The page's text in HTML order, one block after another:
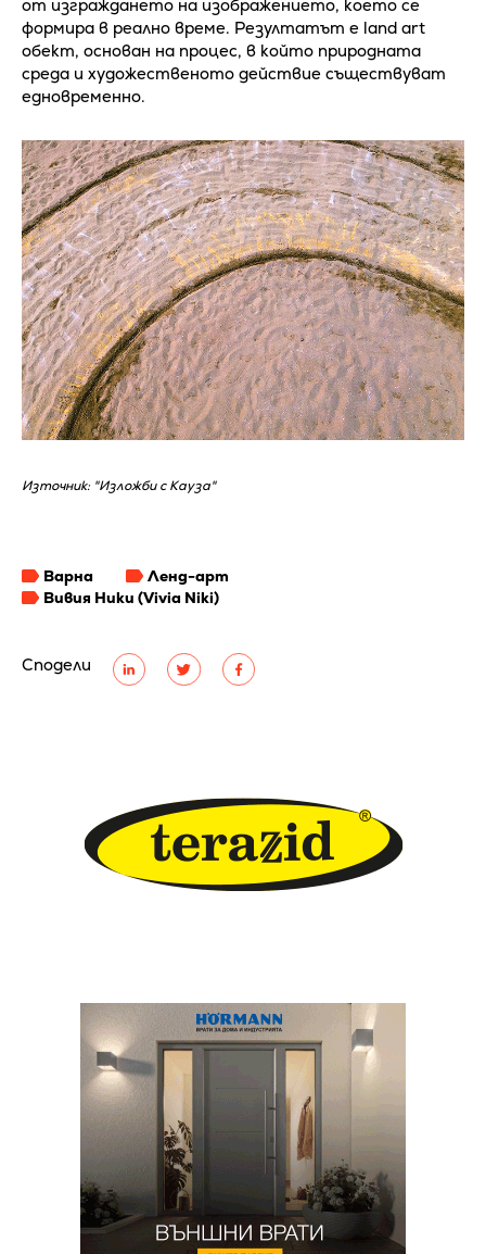
Сподели
от изграждането на изображението, което се
формира в реално време. Резултатът е land art
обект, основан на процес, в който природната
среда и художественото действие съществуват
едновременно.
Източник: "Изложби с Кауза"
Варна
Ленд-арт
Вивия Ники (Vivia Niki)